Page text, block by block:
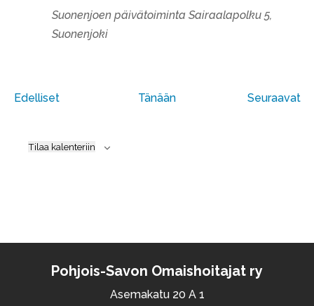
Suonenjoen päivätoiminta Sairaalapolku 5,
Suonenjoki
EdellisetTapahtumat Tänään Seuraavat
Tilaa kalenteriin
Pohjois-Savon Omaishoitajat ry
Asemakatu 20 A 1